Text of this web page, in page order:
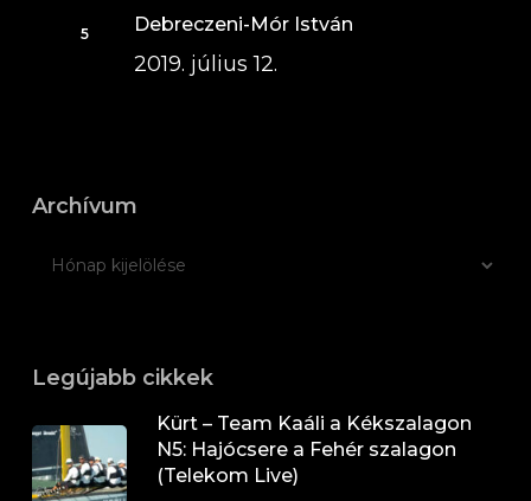
Debreczeni-Mór István
2019. július 12.
Archívum
Legújabb cikkek
Kürt – Team Kaáli a Kékszalagon
N5: Hajócsere a Fehér szalagon
(Telekom Live)